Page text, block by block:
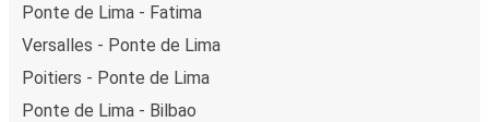
Ponte de Lima - Fatima
Versalles - Ponte de Lima
Poitiers - Ponte de Lima
Ponte de Lima - Bilbao